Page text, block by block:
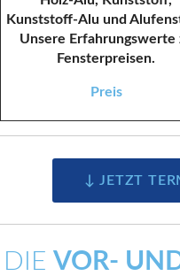
Preis
↓ JETZT
DIE VOR-